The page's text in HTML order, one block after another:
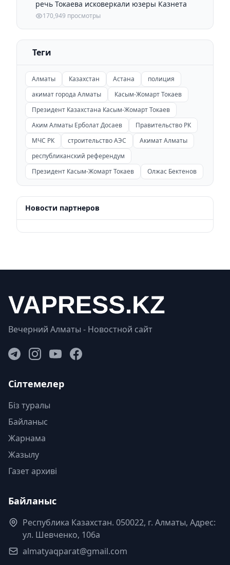
речь Токаева исковеркали юзеры Казнета
170,949 просмотры
Теги
Алматы Казахстан Астана
полиция
акимат города Алматы
Касым-Жомарт Токаев
Президент Казахстана Касым-Жомарт Токаев
Аким Алматы Ерболат Досаев
Правительство РК
МЧС РК
строительство АЭС
Акимат Алматы
республиканский референдум
Президент Касым-Жомарт Токаев
Олжас Бектенов
Новости партнеров
Вечерний Алматы - Новостной сайт
Сілтемелер
Біз туралы
Байланыс
Жарнама
Жазылу
Газет архиві
Байланыс
Республика Казахстан. 050022, г. Алматы, Адрес:
ул. Шевченко, 106а
almatyaqparat@gmail.com